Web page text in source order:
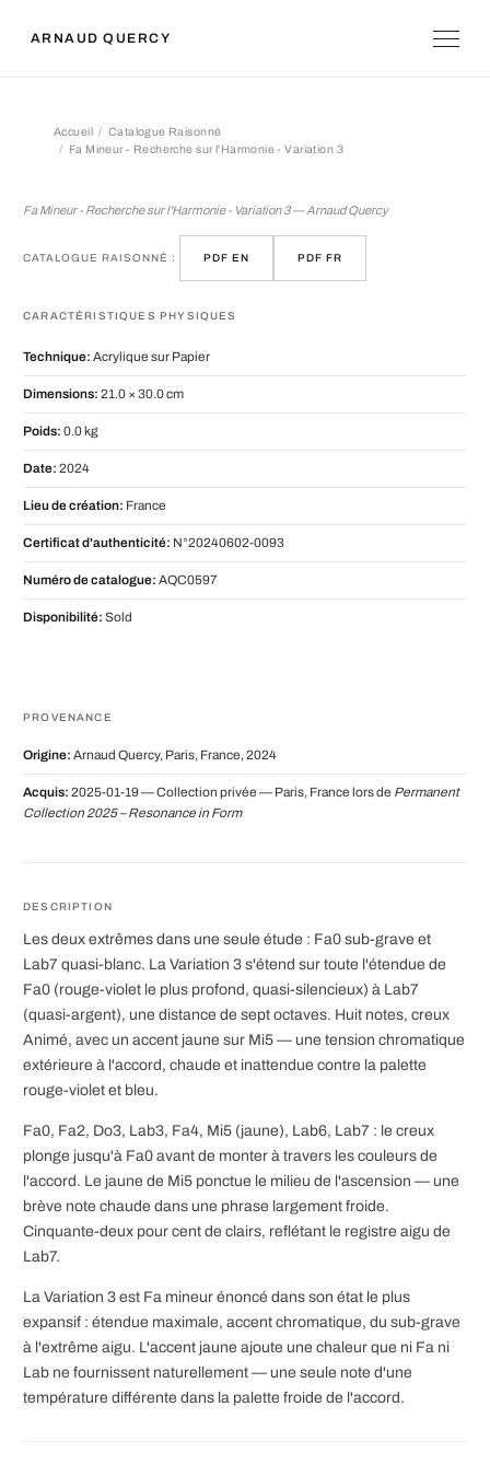
ARNAUD QUERCY
Accueil
Catalogue Raisonné
Fa Mineur - Recherche sur l'Harmonie - Variation 3
Fa Mineur - Recherche sur l'Harmonie - Variation 3 — Arnaud Quercy
CATALOGUE RAISONNÉ : PDF EN PDF FR
CARACTÉRISTIQUES PHYSIQUES
Technique: Acrylique sur Papier
Dimensions: 21.0 × 30.0 cm
Poids: 0.0 kg
Date: 2024
Lieu de création: France
Certificat d'authenticité: N°20240602-0093
Numéro de catalogue: AQC0597
Disponibilité: Sold
PROVENANCE
Origine: Arnaud Quercy, Paris, France, 2024
Acquis: 2025-01-19 — Collection privée — Paris, France lors de Permanent
Collection 2025 – Resonance in Form
DESCRIPTION
Les deux extrêmes dans une seule étude : Fa0 sub-grave et
Lab7 quasi-blanc. La Variation 3 s'étend sur toute l'étendue de
Fa0 (rouge-violet le plus profond, quasi-silencieux) à Lab7
(quasi-argent), une distance de sept octaves. Huit notes, creux
Animé, avec un accent jaune sur Mi5 — une tension chromatique
extérieure à l'accord, chaude et inattendue contre la palette
rouge-violet et bleu.
Fa0, Fa2, Do3, Lab3, Fa4, Mi5 (jaune), Lab6, Lab7 : le creux
plonge jusqu'à Fa0 avant de monter à travers les couleurs de
l'accord. Le jaune de Mi5 ponctue le milieu de l'ascension — une
brève note chaude dans une phrase largement froide.
Cinquante-deux pour cent de clairs, reflétant le registre aigu de
Lab7.
La Variation 3 est Fa mineur énoncé dans son état le plus
expansif : étendue maximale, accent chromatique, du sub-grave
à l'extrême aigu. L'accent jaune ajoute une chaleur que ni Fa ni
Lab ne fournissent naturellement — une seule note d'une
température différente dans la palette froide de l'accord.